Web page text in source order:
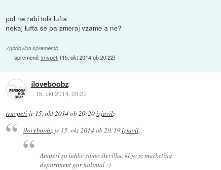
pol ne rabi tolk lufta
nekaj lufta se pa zmeraj vzame a ne?
Zgodovina sprememb…
spremenil:trnvpeti(15. okt 2014 ob 20:22)
iloveboobz
:: 15. okt 2014, 20:22
trnvpeti je 15. okt 2014 ob 20:20izjavil:
iloveboobzje 15. okt 2014 ob 20:19izjavil:
Amperi so lahko samo številka, ki jo je marketing
department gor nalimal :)